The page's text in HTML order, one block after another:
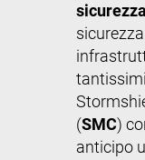
(SMC)
anticipo